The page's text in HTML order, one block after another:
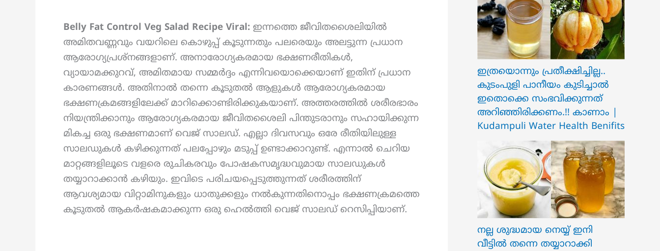
Belly Fat Control Veg Salad Recipe Viral: ഇന്നത്തെ ജീവിതശൈലിയിൽ
അമിതവണ്ണവും വയറിലെ കൊഴുപ്പ് കൂടുന്നതും പലരെയും അലട്ടുന്ന പ്രധാന
ആരോഗ്യപ്രശ്നങ്ങളാണ്. അനാരോഗ്യകരമായ ഭക്ഷണരീതികൾ,
വ്യായാമക്കുറവ്, അമിതമായ സമ്മർദ്ദം എന്നിവയൊക്കെയാണ് ഇതിന് പ്രധാന
കാരണങ്ങൾ. അതിനാൽ തന്നെ കൂടുതൽ ആളുകൾ ആരോഗ്യകരമായ
ഭക്ഷണക്രമങ്ങളിലേക്ക് മാറിക്കൊണ്ടിരിക്കുകയാണ്. അത്തരത്തിൽ ശരീരഭാരം
നിയന്ത്രിക്കാനും ആരോഗ്യകരമായ ജീവിതശൈലി പിന്തുടരാനും സഹായിക്കുന്ന
മികച്ച ഒരു ഭക്ഷണമാണ് വെജ് സാലഡ്. എല്ലാ ദിവസവും ഒരേ രീതിയിലുള്ള
സാലഡുകൾ കഴിക്കുന്നത് പലപ്പോഴും മടുപ്പ് ഉണ്ടാക്കാറുണ്ട്. എന്നാൽ ചെറിയ
മാറ്റങ്ങളിലൂടെ വളരെ രുചികരവും പോഷകസമൃദ്ധവുമായ സാലഡുകൾ
തയ്യാറാക്കാൻ കഴിയും. ഇവിടെ പരിചയപ്പെടുത്തുന്നത് ശരീരത്തിന്
ആവശ്യമായ വിറ്റാമിനുകളും ധാതുക്കളും നൽകുന്നതിനൊപ്പം ഭക്ഷണക്രമത്തെ
കൂടുതൽ ആകർഷകമാക്കുന്ന ഒരു ഹെൽത്തി വെജ് സാലഡ് റെസിപ്പിയാണ്.
ഇത്രയൊന്നും പ്രതീക്ഷിച്ചില്ല..
ക‍ു‌ടംപുളി പാനീയം കുടിച്ചാൽ
ഇതൊക്കെ സംഭവിക്കുന്നത്
അറിഞ്ഞിരിക്കണം.!! കാണാം |
Kudampuli Water Health Benifits
നല്ല ശുദ്ധമായ നെയ്യ് ഇനി
വീട്ടിൽ തന്നെ തയ്യാറാക്കി